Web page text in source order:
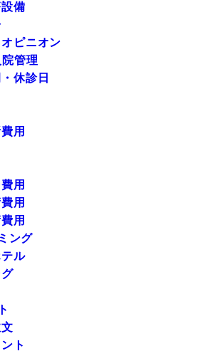
備
ピニオン
管理
休診日
用
用
用
用
ング
ル
グ
ト